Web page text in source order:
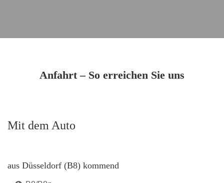
Anfahrt – So erreichen Sie uns
Mit dem Auto
aus Düsseldorf (B8) kommend